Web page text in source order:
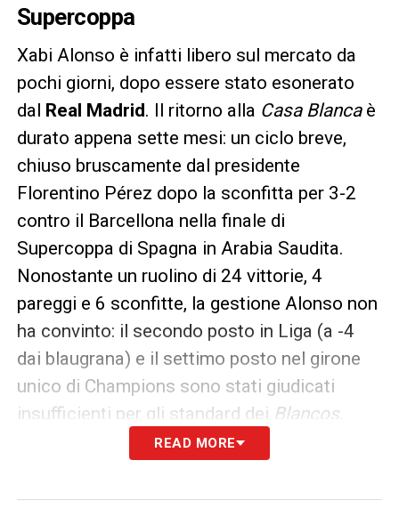
Supercoppa
Xabi Alonso è infatti libero sul mercato da
pochi giorni, dopo essere stato esonerato
dal Real Madrid. Il ritorno alla Casa Blancaè
durato appena sette mesi: un ciclo breve,
chiuso bruscamente dal presidente
Florentino Pérez dopo la sconfitta per 3-2
contro il Barcellona nella finale di
Supercoppa di Spagna in Arabia Saudita.
Nonostante un ruolino di 24 vittorie, 4
pareggi e 6 sconfitte, la gestione Alonso non
ha convinto: il secondo posto in Liga (a -4
dai blaugrana) e il settimo posto nel girone
unico di Champions sono stati giudicati
insufficienti per gli standard dei Blancos.
Il futuro: Arbeloa traghettatore,
READ MORE